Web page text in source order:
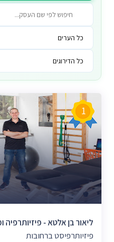
1
ליאור בן אלטא - פיזיותרפיה
פיזיותרפיסט ברחובות